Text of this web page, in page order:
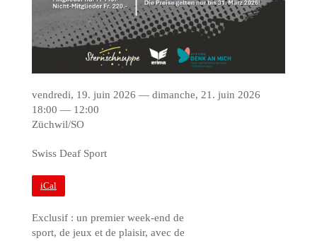
Exclusif : un premier week-end de
sport, de jeux et de plaisir, avec de
vendredi, 19. juin 2026 — dimanche, 21. juin 2026
18:00 — 12:00
Züchwil/SO
Swiss Deaf Sport
iCal